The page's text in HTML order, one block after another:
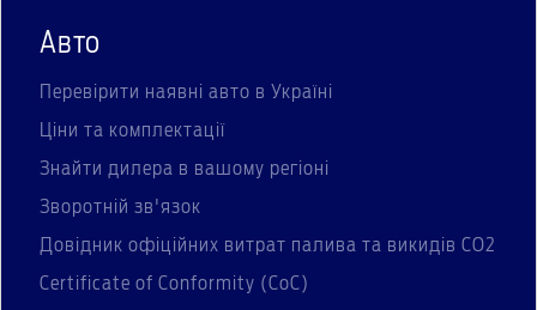
Авто
Перевірити наявні авто в Україні
Ціни та комплектації
Знайти дилера в вашому регіоні
Зворотній зв'язок
Довідник офіційних витрат палива та викидів СО2
Certificate of Conformity (CoC)